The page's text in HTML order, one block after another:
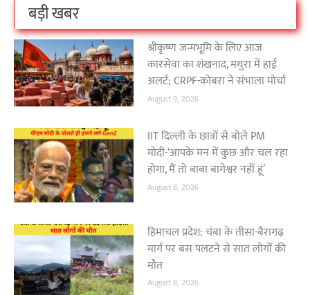
बड़ी खबर
श्रीकृष्ण जन्मभूमि के लिए आज
कारसेवा का शंखनाद, मथुरा में हाई
अलर्ट; CRPF-कोबरा ने संभाला मोर्चा
August 9, 2026
IIT दिल्ली के छात्रों से बोले PM
मोदी-‘आपके मन में कुछ और चल रहा
होगा, मैं तो बाबा बागेश्वर नहीं हूं’
August 8, 2026
हिमाचल प्रदेश: चंबा के तीसा-बैरागढ़
मार्ग पर बस पलटने से सात लोगों की
मौत
August 8, 2026